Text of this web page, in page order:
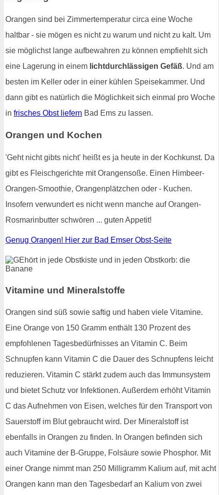
Orangen sind bei Zimmertemperatur circa eine Woche
haltbar - sie mögen es nicht zu warum und nicht zu kalt. Um
sie möglichst lange aufbewahren zu können empfiehlt sich
eine Lagerung in einem lichtdurchlässigen Gefäß. Und am
besten im Keller oder in einer kühlen Speisekammer. Und
dann gibt es natürlich die Möglichkeit sich einmal pro Woche
in frisches Obst liefern Bad Ems zu lassen.
Orangen und Kochen
'Geht nicht gibts nicht' heißt es ja heute in der Kochkunst. Da
gibt es Fleischgerichte mit Orangensoße. Einen Himbeer-
Orangen-Smoothie, Orangenplätzchen oder - Kuchen.
Insofern verwundert es nicht wenn manche auf Orangen-
Rosmarinbutter schwören ... guten Appetit!
Genug Orangen! Hier zur Bad Emser Obst-Seite
Vitamine und Mineralstoffe
Orangen sind süß sowie saftig und haben viele Vitamine.
Eine Orange von 150 Gramm enthält 130 Prozent des
empfohlenen Tagesbedürfnisses an Vitamin C. Beim
Schnupfen kann Vitamin C die Dauer des Schnupfens leicht
reduzieren. Vitamin C stärkt zudem auch das Immunsystem
und bietet Schutz vor Infektionen. Außerdem erhöht Vitamin
C das Aufnehmen von Eisen, welches für den Transport von
Sauerstoff im Blut gebraucht wird. Der Mineralstoff ist
ebenfalls in Orangen zu finden. In Orangen befinden sich
auch Vitamine der B-Gruppe, Folsäure sowie Phosphor. Mit
einer Orange nimmt man 250 Milligramm Kalium auf, mit acht
Orangen kann man den Tagesbedarf an Kalium von zwei